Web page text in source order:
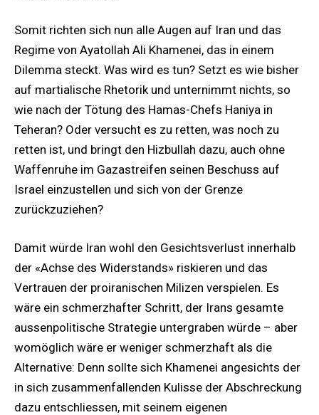
Somit richten sich nun alle Augen auf Iran und das
Regime von Ayatollah Ali Khamenei, das in einem
Dilemma steckt. Was wird es tun? Setzt es wie bisher
auf martialische Rhetorik und unternimmt nichts, so
wie nach der Tötung des Hamas-Chefs Haniya in
Teheran? Oder versucht es zu retten, was noch zu
retten ist, und bringt den Hizbullah dazu, auch ohne
Waffenruhe im Gazastreifen seinen Beschuss auf
Israel einzustellen und sich von der Grenze
zurückzuziehen?
Damit würde Iran wohl den Gesichtsverlust innerhalb
der «Achse des Widerstands» riskieren und das
Vertrauen der proiranischen Milizen verspielen. Es
wäre ein schmerzhafter Schritt, der Irans gesamte
aussenpolitische Strategie untergraben würde – aber
womöglich wäre er weniger schmerzhaft als die
Alternative: Denn sollte sich Khamenei angesichts der
in sich zusammenfallenden Kulisse der Abschreckung
dazu entschliessen, mit seinem eigenen